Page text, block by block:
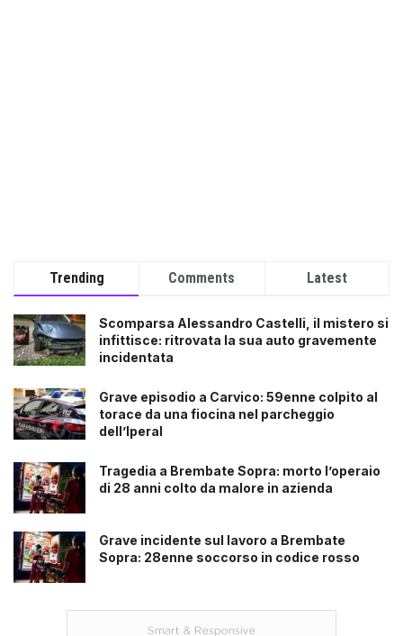
Trending Comments Latest
Scomparsa Alessandro Castelli, il mistero si
infittisce: ritrovata la sua auto gravemente
incidentata
Grave episodio a Carvico: 59enne colpito al
torace da una fiocina nel parcheggio
dell’Iperal
Tragedia a Brembate Sopra: morto l’operaio
di 28 anni colto da malore in azienda
Grave incidente sul lavoro a Brembate
Sopra: 28enne soccorso in codice rosso